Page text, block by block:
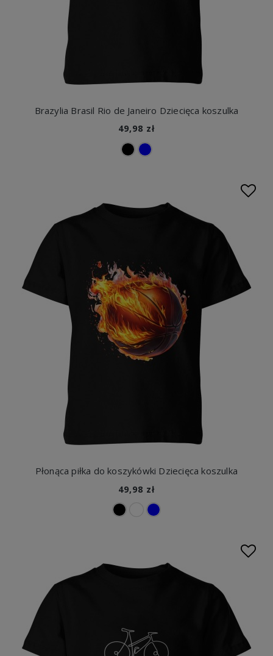
Brazylia Brasil Rio de Janeiro Dziecięca koszulka
49,98 zł
Płonąca piłka do koszykówki Dziecięca koszulka
49,98 zł